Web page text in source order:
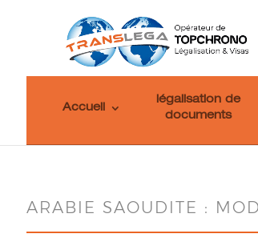
Accueil
légalisation de
documents
ARABIE SAOUDITE :